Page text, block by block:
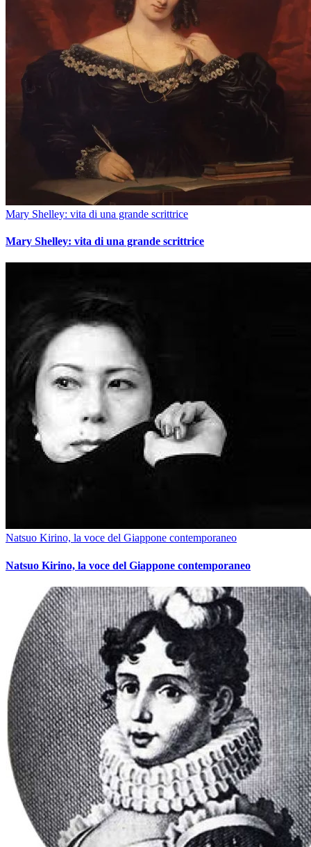
Mary Shelley: vita di una grande scrittrice
Mary Shelley: vita di una grande scrittrice
Natsuo Kirino, la voce del Giappone contemporaneo
Natsuo Kirino, la voce del Giappone contemporaneo